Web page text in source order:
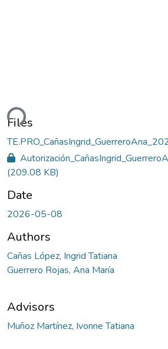
Files
(209.08 KB)
Date
2026-05-08
Authors
Cañas López, Ingrid Tatiana
Guerrero Rojas, Ana María
Advisors
Muñoz Martínez, Ivonne Tatiana